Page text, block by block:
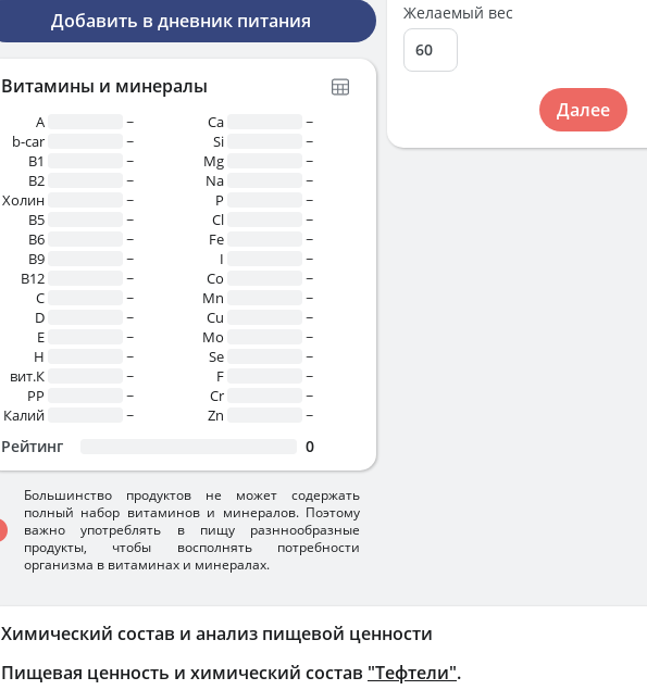
Химический состав и анализ пищевой ценности
Пищевая ценность и химический состав "Тефтели".
Добавить в дневник питания
Витамины и минералы
A
~
b-car
~
В1
~
B2
~
Холин
~
B5
~
B6
~
B9
~
B12
~
C
~
D
~
E
~
H
~
вит.К
~
PP
~
Калий
~
Ca
~
Si
~
Mg
~
Na
~
P
~
Cl
~
Fe
~
I
~
Co
~
Mn
~
Cu
~
Mo
~
Se
~
F
~
Cr
~
Zn
~
Рейтинг 0
Большинство продуктов не может содержать
полный набор витаминов и минералов. Поэтому
важно употреблять в пищу разннообразные
продукты, чтобы восполнять потребности
организма в витаминах и минералах.
Желаемый вес
Далее